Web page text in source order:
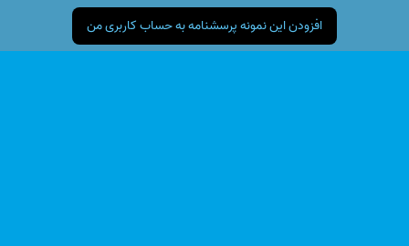
افزودن این نمونه پرسشنامه به حساب کاربری من